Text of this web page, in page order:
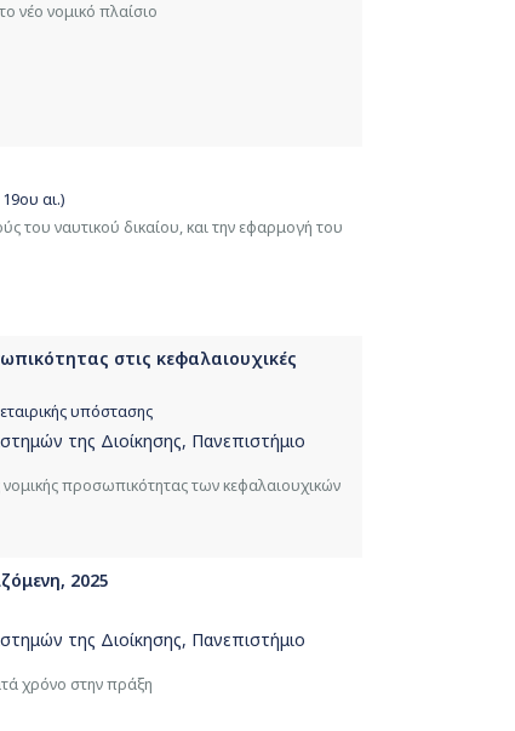
νέο νομικό πλαίσιο
αι.)
του ναυτικού δικαίου, και την εφαρμογή του
στις κεφαλαιουχικές
υπόστασης
της Διοίκησης, Πανεπιστήμιο
νομικής προσωπικότητας των κεφαλαιουχικών
2025
της Διοίκησης, Πανεπιστήμιο
χρόνο στην πράξη